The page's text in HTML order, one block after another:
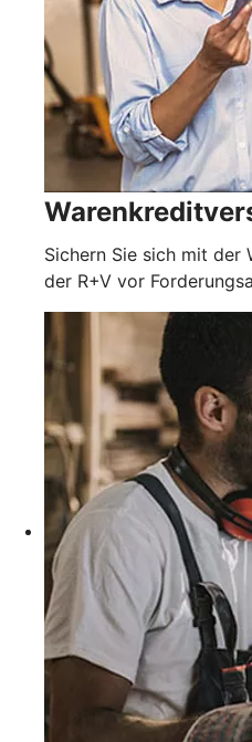
Sichern Sie sich mit der
der R+V vor